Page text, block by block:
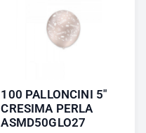
100 PALLONCINI 5"
CRESIMA PERLA
ASMD50GLO27